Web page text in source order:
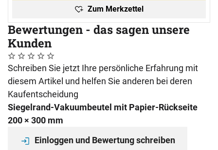
Zum Merkzettel
Bewertungen - das sagen unsere
Kunden
Noch keine Bewertungen abgegeben
0 Bewertungen
Schreiben Sie jetzt Ihre persönliche Erfahrung mit
diesem Artikel und helfen Sie anderen bei deren
Kaufentscheidung
Siegelrand-Vakuumbeutel mit Papier-Rückseite
200 × 300 mm
Einloggen und Bewertung schreiben